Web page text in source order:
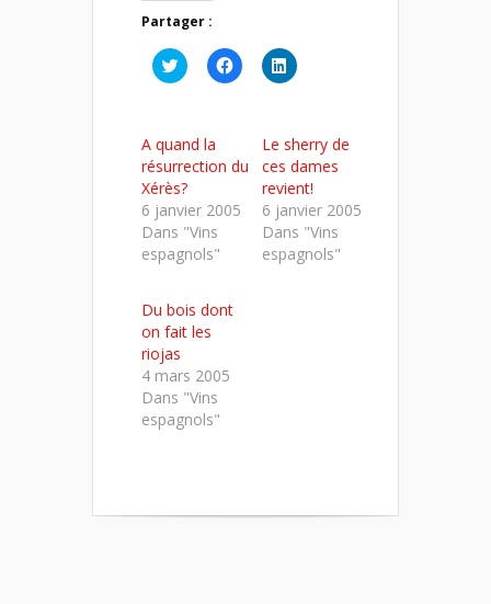
Partager :
Cliquez
pour
dans
une
nouvelle
fenêtre)
Cliquez
pour
nouvelle
fenêtre)
Cliquez
pour
dans
une
nouvelle
fenêtre)
A quand la
résurrection du
Xérès?
6 janvier 2005
Dans "Vins
espagnols"
Le sherry de
ces dames
revient!
6 janvier 2005
Dans "Vins
espagnols"
Du bois dont
on fait les
riojas
4 mars 2005
Dans "Vins
espagnols"